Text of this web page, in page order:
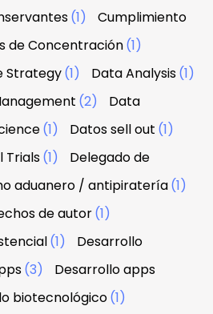
(1)
Cumplimiento
de Concentración(1)
Strategy(1) Data Analysis(1)
(2)
Data
(1) Datos sell out (1)
Trials(1)
Delegado de
aduanero / antipiratería(1)
de autor(1)
(1)
Desarrollo
(3)
Desarrollo apps
biotecnológico(1)